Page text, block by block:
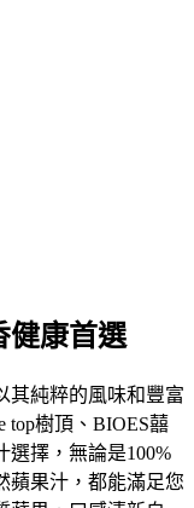
健康首選
其純粹的風味和豐富
top樹頂、BIOES囍
選擇，無論是100%
蘋果汁，都能滿足您